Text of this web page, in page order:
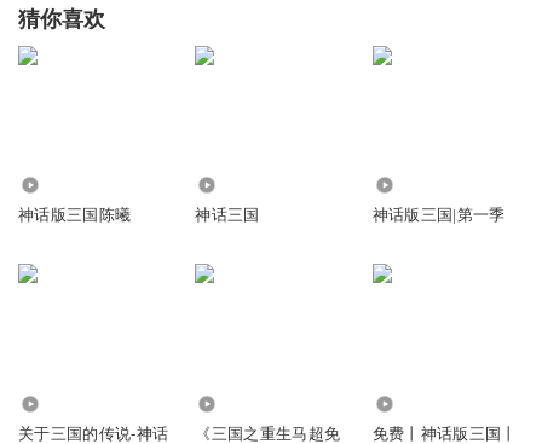
猜你喜欢
神话版三国陈曦 神话三国 神话版三国|第一季
关于三国的传说-神话
《三国之重生马超免
免费丨神话版三国丨